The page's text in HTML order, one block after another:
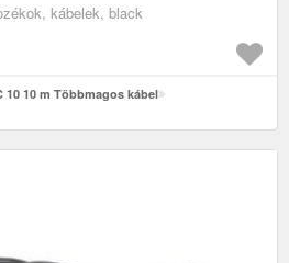
kábelek, black
10 m Többmagos kábel